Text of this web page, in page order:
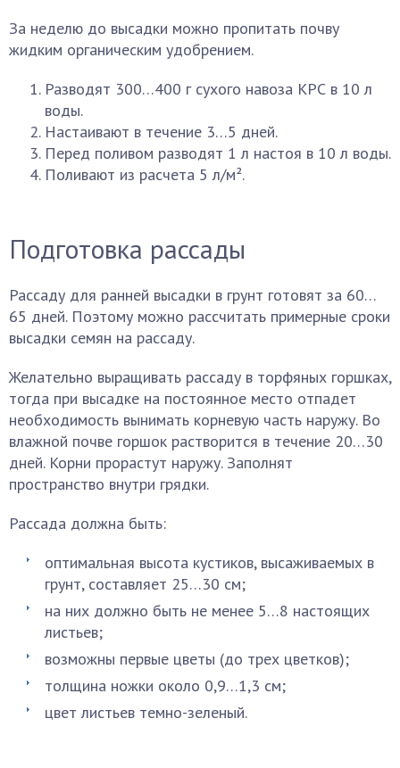
За неделю до высадки можно пропитать почву
жидким органическим удобрением.
Разводят 300…400 г сухого навоза КРС в 10 л
воды.
Настаивают в течение 3…5 дней.
Перед поливом разводят 1 л настоя в 10 л воды.
Поливают из расчета 5 л/м².
Подготовка рассады
Рассаду для ранней высадки в грунт готовят за 60…
65 дней. Поэтому можно рассчитать примерные сроки
высадки семян на рассаду.
Желательно выращивать рассаду в торфяных горшках,
тогда при высадке на постоянное место отпадет
необходимость вынимать корневую часть наружу. Во
влажной почве горшок растворится в течение 20…30
дней. Корни прорастут наружу. Заполнят
пространство внутри грядки.
Рассада должна быть:
оптимальная высота кустиков, высаживаемых в
грунт, составляет 25…30 см;
на них должно быть не менее 5…8 настоящих
листьев;
возможны первые цветы (до трех цветков);
толщина ножки около 0,9…1,3 см;
цвет листьев темно-зеленый.